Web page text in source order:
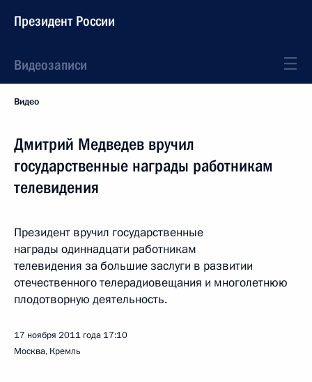
Президент России
Видеозаписи
Видео
Дмитрий Медведев вручил
государственные награды работникам
телевидения
Президент вручил государственные
награды одиннадцати работникам
телевидения за большие заслуги в развитии
отечественного телерадиовещания и многолетнюю
плодотворную деятельность.
17 ноября 2011 года 17:10
Москва, Кремль